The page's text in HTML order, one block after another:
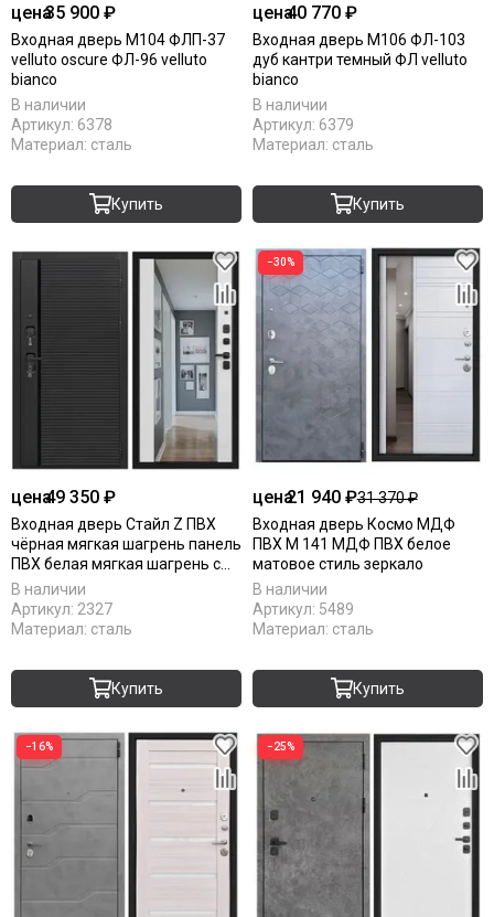
цена35 900 ₽
Входная дверь М104 ФЛП-37
velluto oscure ФЛ-96 velluto
bianco
В наличии
Артикул: 6378
Материал: сталь
Купить
цена40 770 ₽
Входная дверь М106 ФЛ-103
дуб кантри темный ФЛ velluto
bianco
В наличии
Артикул: 6379
Материал: сталь
Купить
цена49 350 ₽
Входная дверь Стайл Z ПВХ
чёрная мягкая шагрень панель
ПВХ белая мягкая шагрень с
зеркалом Z
В наличии
Артикул: 2327
Материал: сталь
Купить
−30%
цена21 940 ₽31 370 ₽
Входная дверь Космо МДФ
ПВХ М 141 МДФ ПВХ белое
матовое стиль зеркало
В наличии
Артикул: 5489
Материал: сталь
Купить
−16% −25%